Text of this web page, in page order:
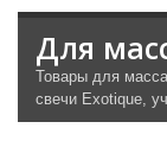
Для
Товары для
свечи Exotique,